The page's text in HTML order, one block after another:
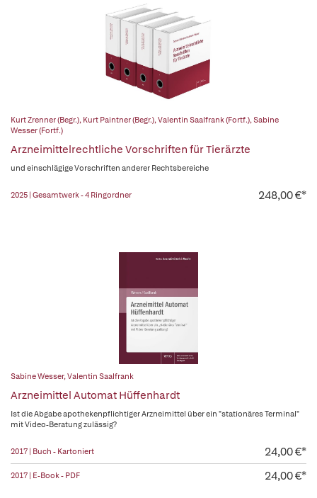
Kurt Zrenner (Begr.), Kurt Paintner (Begr.),Valentin Saalfrank (Fortf.),Sabine
Wesser (Fortf.)
Arzneimittelrechtliche Vorschriften für Tierärzte
und einschlägige Vorschriften anderer Rechtsbereiche
2025 | Gesamtwerk - 4 Ringordner 248,00 €*
Sabine Wesser,Valentin Saalfrank
Arzneimittel Automat Hüffenhardt
Ist die Abgabe apothekenpflichtiger Arzneimittel über ein "stationäres Terminal"
mit Video-Beratung zulässig?
2017 | Buch - Kartoniert 24,00 €*
2017 | E-Book - PDF 24,00 €*